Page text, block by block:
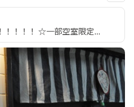
！！！！ ☆一部空室限定...